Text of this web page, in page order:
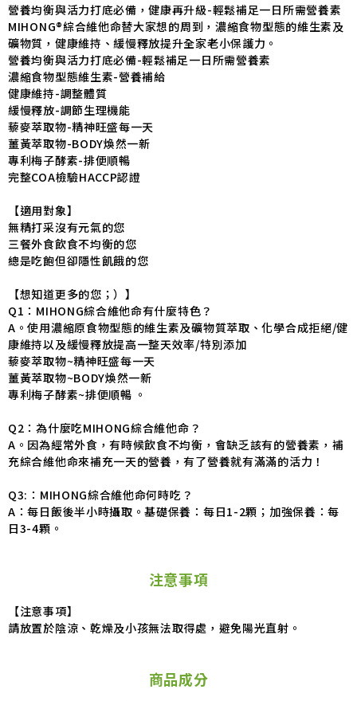
營養均衡與活力打底必備，健康再升級-輕鬆補足一日所需營養素
MIHONG®綜合維他命替大家想的周到，濃縮食物型態的維生素及
礦物質，健康維持、緩慢釋放提升全家老小保護力。
營養均衡與活力打底必備-輕鬆補足一日所需營養素
濃縮食物型態維生素-營養補給
健康維持-調整體質
緩慢釋放-調節生理機能
藜麥萃取物-精神旺盛每一天
薑黃萃取物-BODY煥然一新
專利梅子酵素-排便順暢
完整COA檢驗HACCP認證
【適用對象】
無精打采沒有元氣的您
三餐外食飲食不均衡的您
總是吃飽但卻隱性飢餓的您
【想知道更多的您；）】
Q1：MIHONG綜合維他命有什麼特色？
A。使用濃縮原食物型態的維生素及礦物質萃取、化學合成拒絕/健
康維持以及緩慢釋放提高一整天效率/特別添加
藜麥萃取物~精神旺盛每一天
薑黃萃取物~BODY煥然一新
專利梅子酵素~排便順暢 。
Q2：為什麼吃MIHONG綜合維他命？
A。因為經常外食，有時候飲食不均衡，會缺乏該有的營養素，補
充綜合維他命來補充一天的營養，有了營養就有滿滿的活力！
Q3:：MIHONG綜合維他命何時吃？
A：每日飯後半小時攝取。基礎保養：每日1-2顆；加強保養：每
日3-4顆。
注意事項
【注意事項】
請放置於陰涼、乾燥及小孩無法取得處，避免陽光直射。
商品成分